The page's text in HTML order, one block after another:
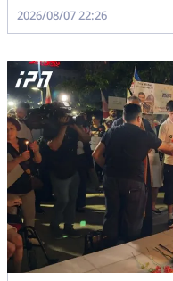
2026/08/07 22:26